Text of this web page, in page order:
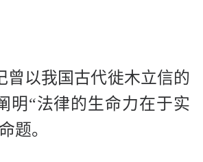
曾以我国古代徙木立信的
明“法律的生命力在于实
题。